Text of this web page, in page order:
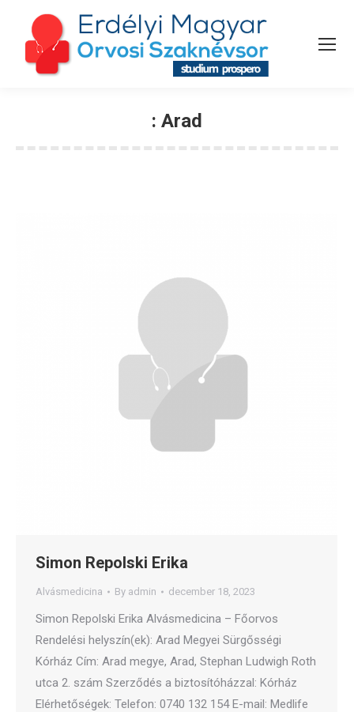
: Arad
Simon Repolski Erika
Alvásmedicina By admin december 18, 2023
Simon Repolski Erika Alvásmedicina – Főorvos
Rendelési helyszín(ek): Arad Megyei Sürgősségi
Kórház Cím: Arad megye, Arad, Stephan Ludwigh Roth
utca 2. szám Szerződés a biztosítóházzal: Kórház
Elérhetőségek: Telefon: 0740 132 154 E-mail: Medlife